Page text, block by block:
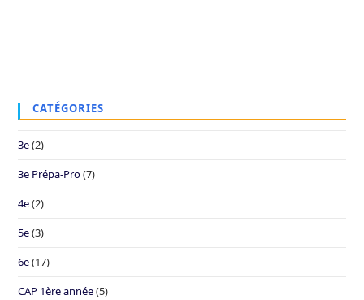
CATÉGORIES
3e(2)
3e Prépa-Pro(7)
4e(2)
5e(3)
6e(17)
CAP 1ère année(5)